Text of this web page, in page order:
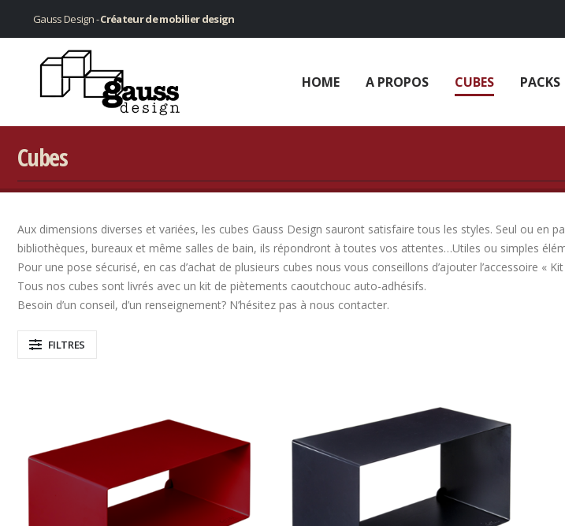
Gauss Design -Créateur de mobilier design
HOME A PROPOS CUBES PACKS
Cubes
Aux dimensions diverses et variées, les cubes Gauss Design sauront satisfaire tous les styles. Seul ou en
bibliothèques, bureaux et même salles de bain, ils répondront à toutes vos attentes…Utiles ou simples
Pour une pose sécurisé, en cas d’achat de plusieurs cubes nous vous conseillons d’ajouter l’accessoire «
Tous nos cubes sont livrés avec un kit de piètements caoutchouc auto-adhésifs.
Besoin d’un conseil, d’un renseignement? N’hésitez pas à nous contacter.
FILTRES